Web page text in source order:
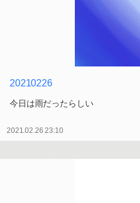
20210226
今日は雨だったらしい
2021.02.26 23:10